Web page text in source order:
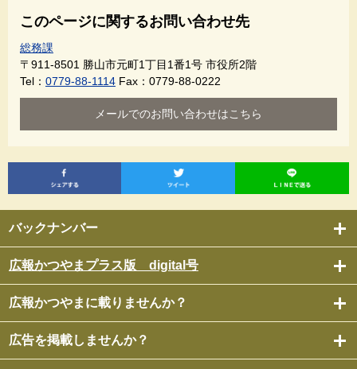
バックナンバー
広報かつやまプラス版 digital号
広報かつやまに載りませんか？
広告を掲載しませんか？
このページに関するお問い合わせ先
総務課
〒911-8501 勝山市元町1丁目1番1号 市役所2階
Tel： 0779-88-1114 Fax：0779-88-0222
メールでのお問い合わせはこちら